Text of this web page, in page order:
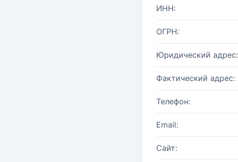
ИНН:
ОГРН:
Юридический адрес:
Фактический адрес:
Телефон:
Email:
Сайт: